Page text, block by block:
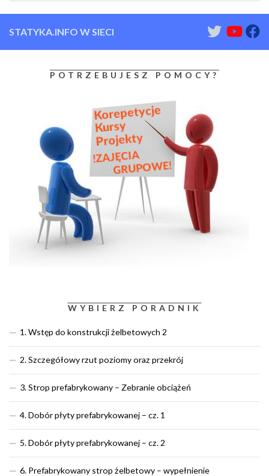
STATYKA.INFO W SIECI
POTRZEBUJESZ POMOCY?
WYBIERZ PORADNIK
1. Wstęp do konstrukcji żelbetowych 2
2. Szczegółowy rzut poziomy oraz przekrój
3. Strop prefabrykowany – Zebranie obciążeń
4. Dobór płyty prefabrykowanej – cz. 1
5. Dobór płyty prefabrykowanej – cz. 2
6. Prefabrykowany strop żelbetowy – wypełnienie